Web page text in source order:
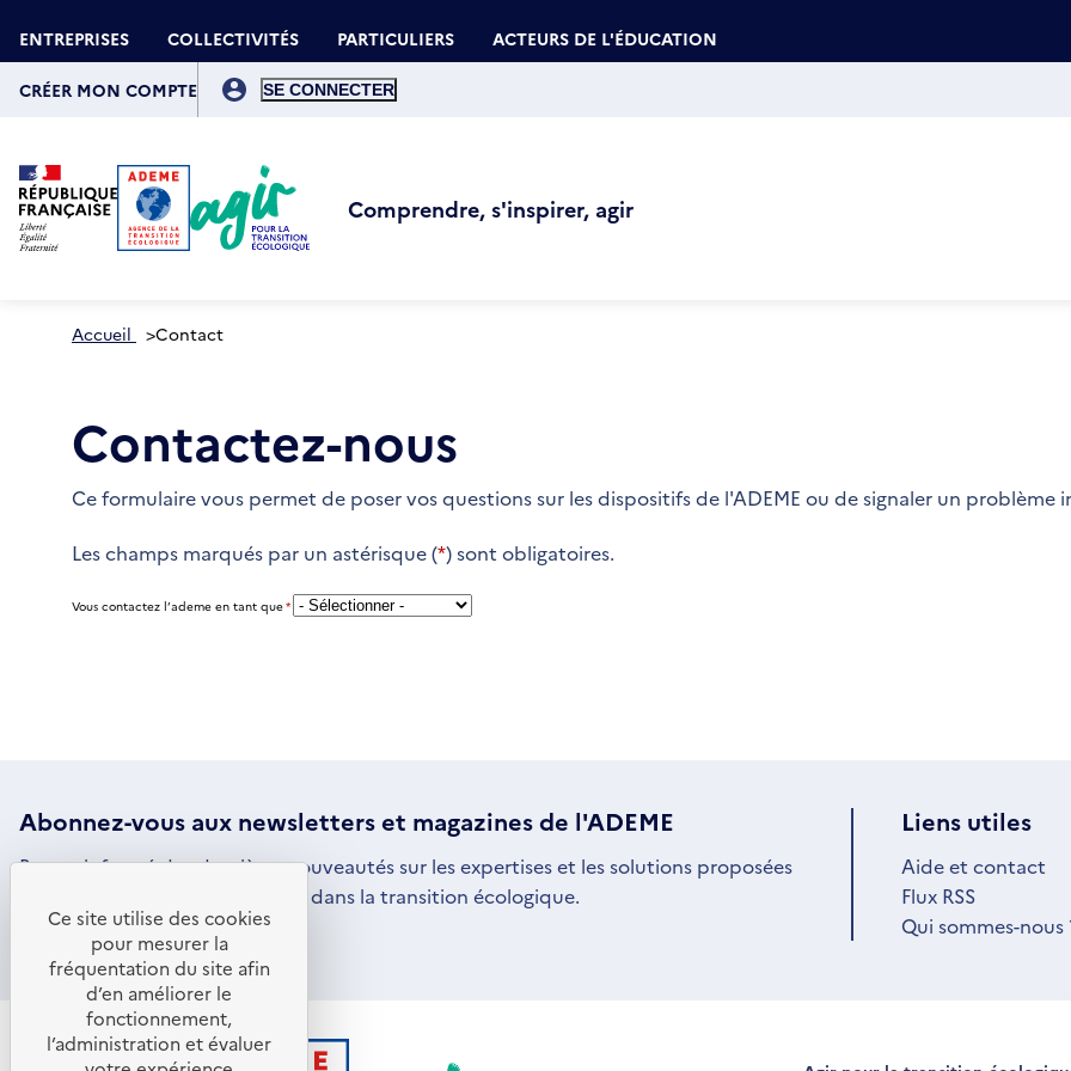
au
contenu
principal
ENTREPRISES COLLECTIVITÉS PARTICULIERS ACTEURS DE L'ÉDUCATION
compte
CRÉER MON COMPTE
Comprendre, s'inspirer, agir
Accueil >Contact
Contactez-nous
Ce formulaire vous permet de poser vos questions sur les dispositifs de l'ADEME ou de signaler un problème
Les champs marqués par un astérisque (*) sont obligatoires.
Vous contactez l’ademe en tant que*
Abonnez-vous aux newsletterset magazines de l'ADEME
Restez informé des dernières nouveautés sur les expertises et les solutions proposées
par l'ADEME pour vous engager dans la transition écologique.
S'ABONNER
S'OUVRE
DANS
UNE
NOUVELLE
FENÊTRE
Liens utiles
Aide et contact
Flux RSS
Qui sommes-nous
Ce site utilise des cookies
pour mesurer la
fréquentation du site afin
d’en améliorer le
fonctionnement,
l’administration et évaluer